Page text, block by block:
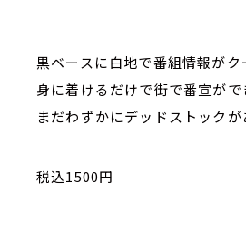
黒ベースに白地で番組情報が
身に着けるだけで街で番宣がで
まだわずかにデッドストックが
税込1500円